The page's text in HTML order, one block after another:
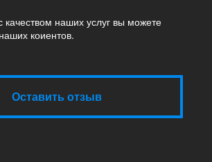
качеством наших услуг вы можете
коиентов.
Оставить отзыв